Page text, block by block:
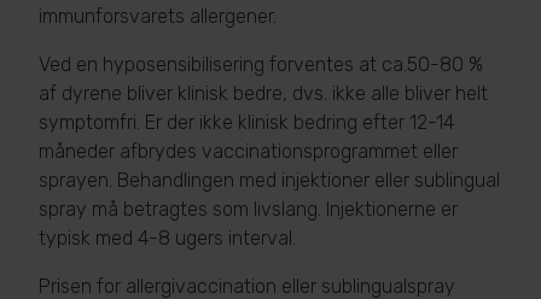
immunforsvarets allergener.
Ved en hyposensibilisering forventes at ca.50-80 %
af dyrene bliver klinisk bedre, dvs. ikke alle bliver helt
symptomfri. Er der ikke klinisk bedring efter 12-14
måneder afbrydes vaccinationsprogrammet eller
sprayen. Behandlingen med injektioner eller sublingual
spray må betragtes som livslang. Injektionerne er
typisk med 4-8 ugers interval.
Prisen for allergivaccination eller sublingualspray